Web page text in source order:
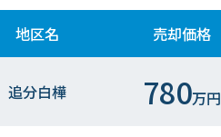
地区名 売却価格
追分白樺 780万円